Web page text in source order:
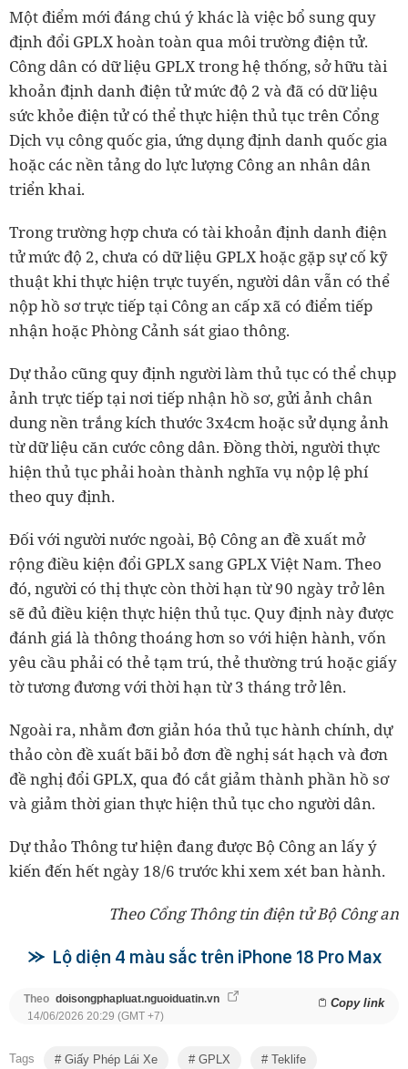
Một điểm mới đáng chú ý khác là việc bổ sung quy
định đổi GPLX hoàn toàn qua môi trường điện tử.
Công dân có dữ liệu GPLX trong hệ thống, sở hữu tài
khoản định danh điện tử mức độ 2 và đã có dữ liệu
sức khỏe điện tử có thể thực hiện thủ tục trên Cổng
Dịch vụ công quốc gia, ứng dụng định danh quốc gia
hoặc các nền tảng do lực lượng Công an nhân dân
triển khai.
Trong trường hợp chưa có tài khoản định danh điện
tử mức độ 2, chưa có dữ liệu GPLX hoặc gặp sự cố kỹ
thuật khi thực hiện trực tuyến, người dân vẫn có thể
nộp hồ sơ trực tiếp tại Công an cấp xã có điểm tiếp
nhận hoặc Phòng Cảnh sát giao thông.
Dự thảo cũng quy định người làm thủ tục có thể chụp
ảnh trực tiếp tại nơi tiếp nhận hồ sơ, gửi ảnh chân
dung nền trắng kích thước 3x4cm hoặc sử dụng ảnh
từ dữ liệu căn cước công dân. Đồng thời, người thực
hiện thủ tục phải hoàn thành nghĩa vụ nộp lệ phí
theo quy định.
Đối với người nước ngoài, Bộ Công an đề xuất mở
rộng điều kiện đổi GPLX sang GPLX Việt Nam. Theo
đó, người có thị thực còn thời hạn từ 90 ngày trở lên
sẽ đủ điều kiện thực hiện thủ tục. Quy định này được
đánh giá là thông thoáng hơn so với hiện hành, vốn
yêu cầu phải có thẻ tạm trú, thẻ thường trú hoặc giấy
tờ tương đương với thời hạn từ 3 tháng trở lên.
Ngoài ra, nhằm đơn giản hóa thủ tục hành chính, dự
thảo còn đề xuất bãi bỏ đơn đề nghị sát hạch và đơn
đề nghị đổi GPLX, qua đó cắt giảm thành phần hồ sơ
và giảm thời gian thực hiện thủ tục cho người dân.
Dự thảo Thông tư hiện đang được Bộ Công an lấy ý
kiến đến hết ngày 18/6 trước khi xem xét ban hành.
Theo Cổng Thông tin điện tử Bộ Công an
Lộ diện 4 màu sắc trên iPhone 18 Pro Max
Theo doisongphapluat.nguoiduatin.vn Copy link
14/06/2026 20:29 (GMT +7)
Tags Giấy Phép Lái Xe GPLX Teklife